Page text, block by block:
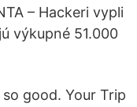
– Hackeri vypli
výkupné 51.000
good. Your Trip